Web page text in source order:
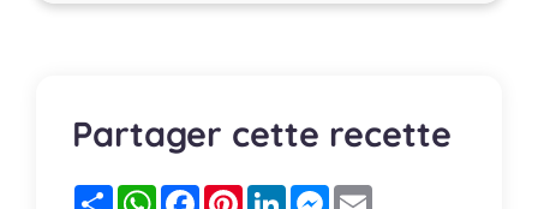
Partager cette recette
PartagerWhatsApp
FacebookPinterestLinkedInMessenger